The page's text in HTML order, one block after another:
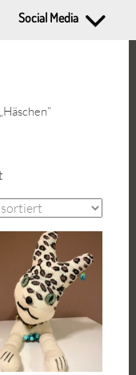
Nach
sortiert
Social Media